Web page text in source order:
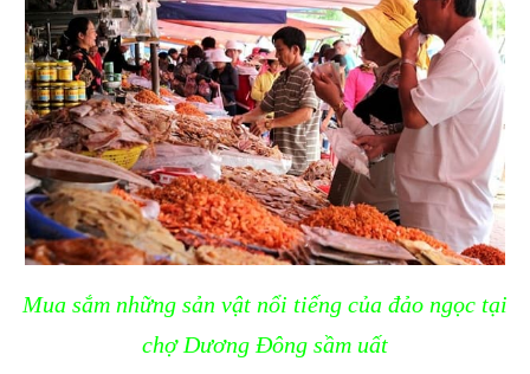
Mua sắm những sản vật nổi tiếng của đảo ngọc tại
chợ Dương Đông sầm uất